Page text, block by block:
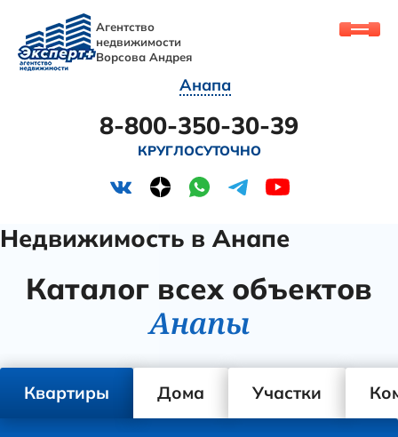
Агентство
недвижимости
Ворсова Андрея
Анапа
8-800-350-30-39
КРУГЛОСУТОЧНО
Недвижимость в Анапе
Каталог всех объектов
Анапы
Квартиры Дома Участки